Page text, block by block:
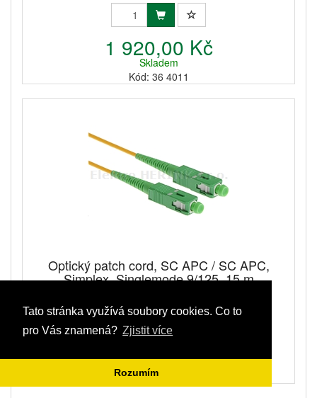
Tato stránka využívá soubory cookies. Co to
pro Vás znamená? Zjistit více
Rozumím
1 920,00 Kč
Skladem
Kód: 36 4011
Optický patch cord, SC APC / SC APC,
Simplex, Singlemode 9/125, 15 m
Skladem
Kód: 38 000 150